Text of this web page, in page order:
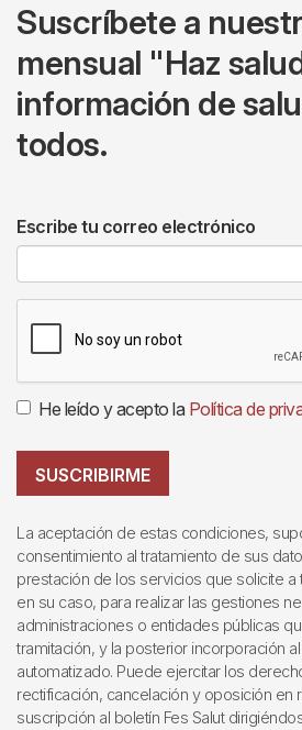
Suscríbete a
mensual "Haz
información de
todos.
Escribe tu correo electrónico
He leído y acepto la Política de
SUSCRIBIRME
La aceptación de estas condiciones,
consentimiento al tratamiento de sus
prestación de los servicios que solicite a
en su caso, para realizar las gestiones
administraciones o entidades públicas
tramitación, y la posterior incorporación
automatizado. Puede ejercitar los
rectificación, cancelación y oposición en
suscripción al boletín Fes Salut